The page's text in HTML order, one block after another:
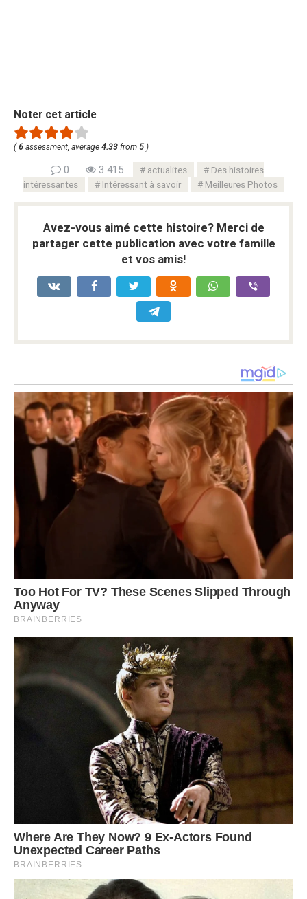
Noter cet article
(6 assessment, average 4.33 from 5 )
0 3 415 actualites
Des histoires
intéressantes
Intéressant à savoir Meilleures Photos
Avez-vous aimé cette histoire? Merci de
partager cette publication avec votre famille
et vos amis!